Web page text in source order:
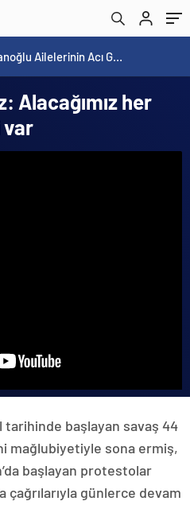
Alacağımız her
var
tarihinde başlayan savaş 44
mağlubiyetiyle sona ermiş,
başlayan protestolar
çağrılarıyla günlerce devam